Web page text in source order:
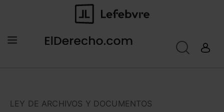
LEY DE ARCHIVOS Y DOCUMENTOS